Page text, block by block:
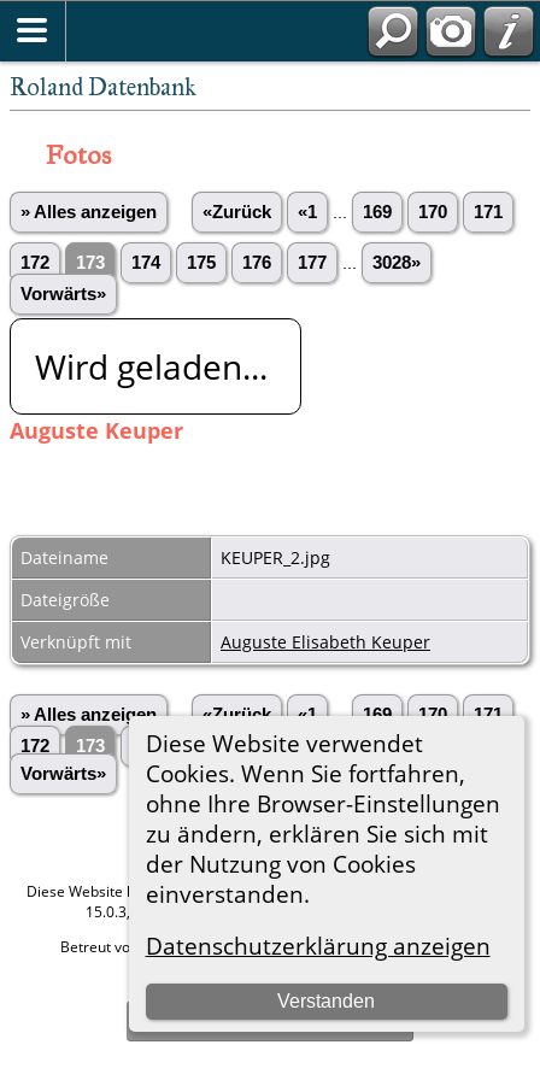
Roland Datenbank
Diese Website verwendet
Cookies. Wenn Sie fortfahren,
ohne Ihre Browser-Einstellungen
zu ändern, erklären Sie sich mit
der Nutzung von Cookies
einverstanden.
Datenschutzerklärung anzeigen
Verstanden
Fotos
» Alles anzeigen «Zurück «1 169 170 171
172 173 174 175 176 177
3028»
Vorwärts»
Wird geladen...
Auguste Keuper
Dateiname
KEUPER_2.jpg
Dateigröße
Verknüpft mit
Auguste Elisabeth Keuper
» Alles anzeigen «Zurück «1 ... 169 170
171
172
173 174 175 176 177 ...
3028»
Vorwärts»
Diese Website läuft mitThe Next Generation of Genealogy Sitebuilding
15.0.3, programmiert von Darrin Lythgoe © 2001-2026.
Betreut von
Roland zu Dortmund e.V.. |Datenschutzerklärung.
Hier geht es zum Impressum
Zur Desktop-Webseite wechseln